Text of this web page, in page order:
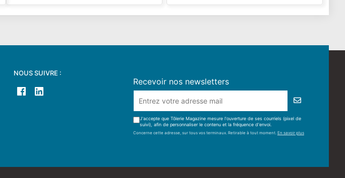
NOUS SUIVRE :
Recevoir nos newsletters
J'accepte que Tôlerie Magazine mesure l'ouverture de ses courriels (pixel de
suivi), afin de personnaliser le contenu et la fréquence d'envoi.
Concerne cette adresse, sur tous vos terminaux. Retirable à tout moment. En savoir plus